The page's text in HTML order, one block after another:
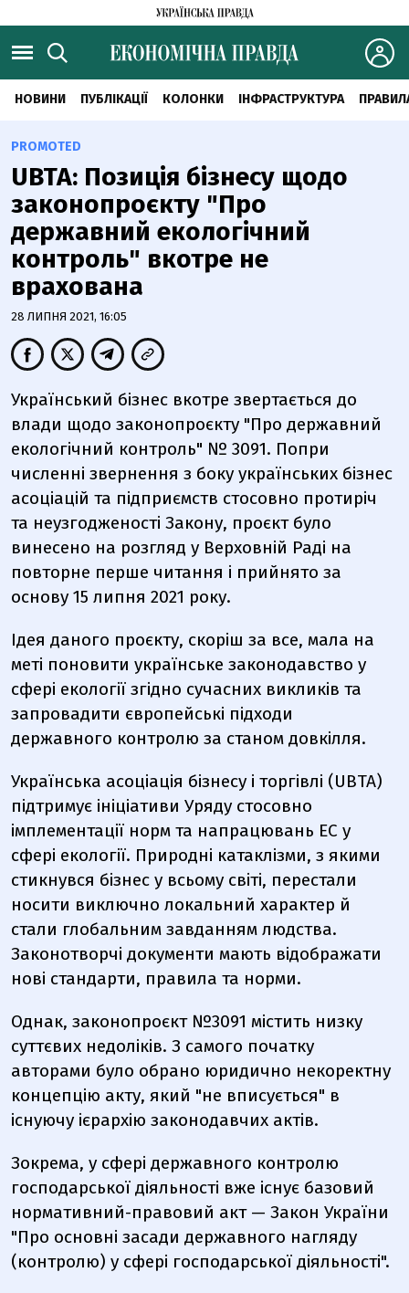
НОВИНИ ПУБЛІКАЦІЇ КОЛОНКИ ІНФРАСТРУКТУРА
PROMOTED
UBTA: Позиція бізнесу щодо
законопроєкту "Про
державний екологічний
контроль" вкотре не
врахована
28 ЛИПНЯ 2021, 16:05
Український бізнес вкотре звертається до
влади щодо законопроєкту "Про державний
екологічний контроль" № 3091. Попри
численні звернення з боку українських бізнес
асоціацій та підприємств стосовно протиріч
та неузгодженості Закону, проєкт було
винесено на розгляд у Верховній Раді на
повторне перше читання і прийнято за
основу 15 липня 2021 року.
Ідея даного проєкту, скоріш за все, мала на
меті поновити українське законодавство у
сфері екології згідно сучасних викликів та
запровадити європейські підходи
державного контролю за станом довкілля.
Українська асоціація бізнесу і торгівлі (UBTA)
підтримує ініціативи Уряду стосовно
імплементації норм та напрацювань ЕС у
сфері екології. Природні катаклізми, з якими
стикнувся бізнес у всьому світі, перестали
носити виключно локальний характер й
стали глобальним завданням людства.
Законотворчі документи мають відображати
нові стандарти, правила та норми.
Однак, законопроєкт №3091 містить низку
суттєвих недоліків. З самого початку
авторами було обрано юридично некоректну
концепцію акту, який "не вписується" в
існуючу ієрархію законодавчих актів.
Зокрема, у сфері державного контролю
господарської діяльності вже існує базовий
нормативний-правовий акт — Закон України
"Про основні засади державного нагляду
(контролю) у сфері господарської діяльності".